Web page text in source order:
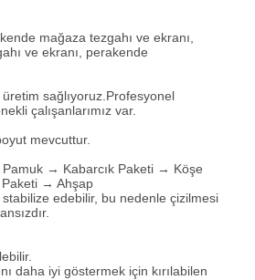
mağaza tezgahı ve ekranı,
ve ekranı, perakende
sağlıyoruz.Profesyonel
çalışanlarımız var.
mevcuttur.
Pamuk → Kabarcık Paketi → Köşe
→ Ahşap
edebilir, bu nedenle çizilmesi
daha iyi göstermek için kırılabilen